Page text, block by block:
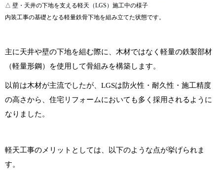
△ 壁・天井の下地を支える軽天（LGS）施工中の様子
内装工事の基礎となる軽量鉄骨下地を組み立てた状態です。
主に天井や壁の下地を組む際に、木材ではなく軽量の鉄製部材
（軽量形鋼）を使用して骨組みを構築します。
以前は木材が主流でしたが、LGSは防火性・耐久性・施工精度
の高さから、住宅リフォームにおいても多く採用されるように
なりました。
軽天工事のメリットとしては、以下のような点が挙げられま
す。